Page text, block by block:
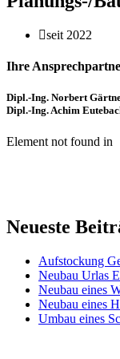
seit 2022
Ihre
Dipl.-Ing. Norbert
Dipl.-Ing. Achim
Element not found in
Neueste
Aufstockung
Neubau Urlas
Neubau eines
Neubau eines
Umbau eines